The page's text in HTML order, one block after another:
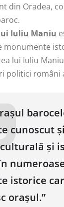
din Oradea,
Iuliu Maniu
monumente
lui Iuliu
politici români
cunoscut
și
istorice
orașul.”